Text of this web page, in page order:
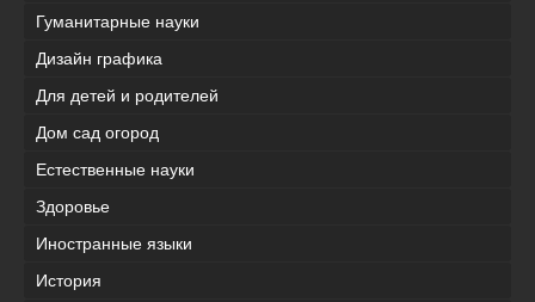
Гуманитарные науки
Дизайн графика
Для детей и родителей
Дом сад огород
Естественные науки
Здоровье
Иностранные языки
История